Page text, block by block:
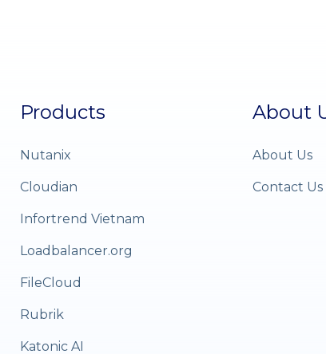
Products
Nutanix
Cloudian
Infortrend Vietnam
Loadbalancer.org
FileCloud
Rubrik
Katonic AI
About
About Us
Contact Us